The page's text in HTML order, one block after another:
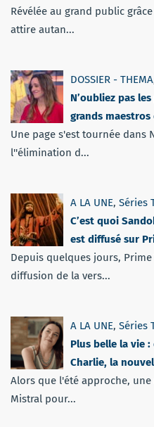
Révélée au grand public
attire autan...
DOSSIER - THEMA
N’oubliez pas
grands maestros
Une page s'est tournée dans
l''élimination d...
A LA UNE, Séries
C’est quoi
est diffusé sur
Depuis quelques jours,
diffusion de la vers...
A LA UNE, Séries
Plus belle la vie
Charlie, la
Alors que l'été approche,
Mistral pour...